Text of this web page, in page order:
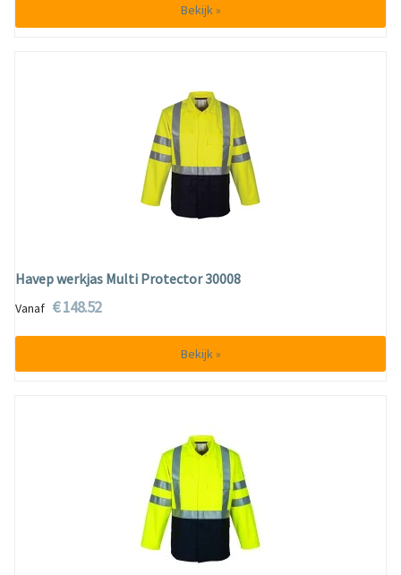
Bekijk »
Havep werkjas Multi Protector 30008
Vanaf € 148.52
Bekijk »